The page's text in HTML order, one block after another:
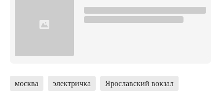
москва электричка Ярославский вокзал